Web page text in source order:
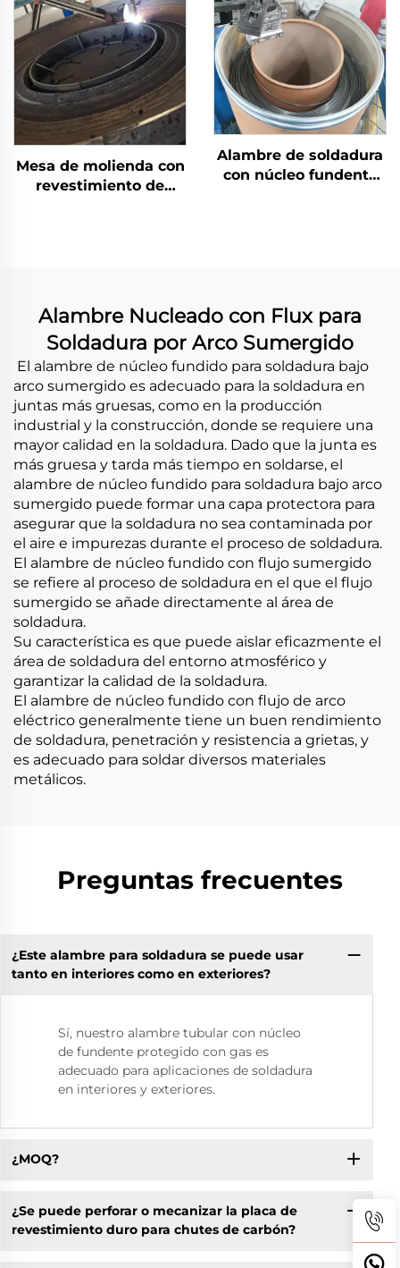
Mesa de molienda con
revestimiento de
Alambre de soldadura
con núcleo fundente
Alambre Nucleado con Flux para
Soldadura por Arco Sumergido
El alambre de núcleo fundido para soldadura bajo
arco sumergido es adecuado para la soldadura en
juntas más gruesas, como en la producción
industrial y la construcción, donde se requiere una
mayor calidad en la soldadura. Dado que la junta es
más gruesa y tarda más tiempo en soldarse, el
alambre de núcleo fundido para soldadura bajo arco
sumergido puede formar una capa protectora para
asegurar que la soldadura no sea contaminada por
el aire e impurezas durante el proceso de soldadura.
El alambre de núcleo fundido con flujo sumergido
se refiere al proceso de soldadura en el que el flujo
sumergido se añade directamente al área de
soldadura.
Su característica es que puede aislar eficazmente el
área de soldadura del entorno atmosférico y
garantizar la calidad de la soldadura.
El alambre de núcleo fundido con flujo de arco
eléctrico generalmente tiene un buen rendimiento
de soldadura, penetración y resistencia a grietas, y
es adecuado para soldar diversos materiales
metálicos.
Preguntas frecuentes
¿Este alambre para soldadura se puede usar
tanto en interiores como en exteriores?
Sí, nuestro alambre tubular con núcleo
de fundente protegido con gas es
adecuado para aplicaciones de soldadura
en interiores y exteriores.
¿MOQ?
¿Se puede perforar o mecanizar la placa de
revestimiento duro para chutes de carbón?